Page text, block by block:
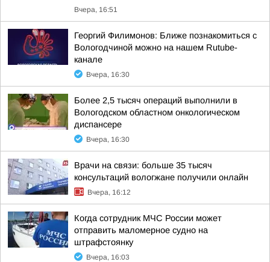
Вчера, 16:51
Георгий Филимонов: Ближе познакомиться с
Вологодчиной можно на нашем Rutube-
канале
Вчера, 16:30
Более 2,5 тысяч операций выполнили в
Вологодском областном онкологическом
диспансере
Вчера, 16:30
Врачи на связи: больше 35 тысяч
консультаций вологжане получили онлайн
Вчера, 16:12
Когда сотрудник МЧС России может
отправить маломерное судно на
штрафстоянку
Вчера, 16:03